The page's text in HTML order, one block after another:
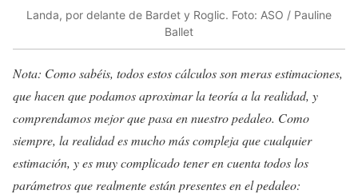
Landa, por delante de Bardet y Roglic. Foto: ASO / Pauline
Ballet
Nota: Como sabéis, todos estos cálculos son meras estimaciones,
que hacen que podamos aproximar la teoría a la realidad, y
comprendamos mejor que pasa en nuestro pedaleo. Como
siempre, la realidad es mucho más compleja que cualquier
estimación, y es muy complicado tener en cuenta todos los
parámetros que realmente están presentes en el pedaleo: